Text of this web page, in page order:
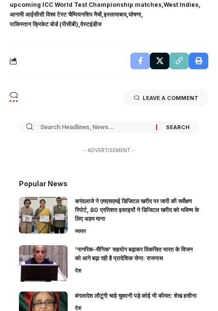
upcoming ICC World Test Championship matches West Indies
आगामी आईसीसी विश्व टेस्ट चैम्पियनशिप मैचों इस्लामाबाद घोषणा
पाकिस्तान क्रिकेट बोर्ड (पीसीबी) वेस्टइंडीज
LEAVE A COMMENT
- ADVERTISEMENT -
Popular News
करंदलाजे ने एमएसएमई डिजिटल खरीद पर जारी की सर्वेक्षण
रिपोर्ट, 80 प्रतिशत इकाइयों ने डिजिटल खरीद को भविष्य के
लिए अहम माना
व्यापार
‘नागरिक-सैनिक’ सहयोग बढ़ाकर विकसित भारत के विजन
को आगे बढ़ा रही है प्रादेशिक सेना: राजनाथ
देश
बंगलादेश लौटूंगी चाहे चुकानी पड़े कोई भी कीमत: शेख हसीना
देश